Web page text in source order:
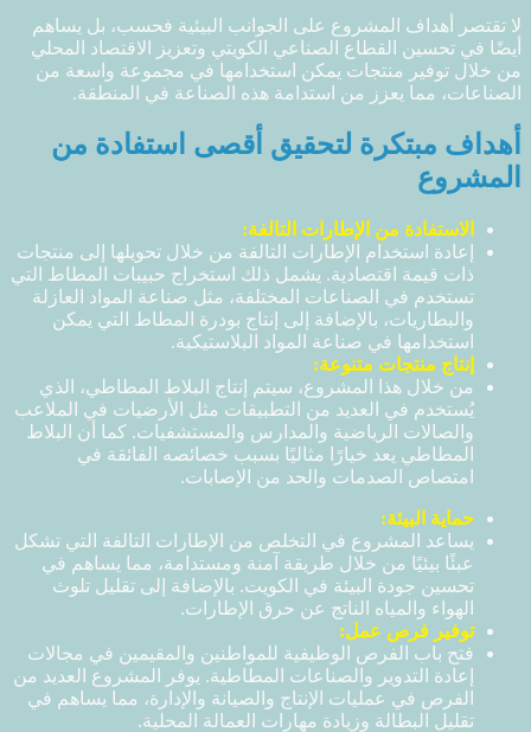
لا تقتصر أهداف المشروع على الجوانب البيئية فحسب، بل يساهم
أيضًا في تحسين القطاع الصناعي الكويتي وتعزيز الاقتصاد المحلي
من خلال توفير منتجات يمكن استخدامها في مجموعة واسعة من
الصناعات، مما يعزز من استدامة هذه الصناعة في المنطقة.
أهداف مبتكرة لتحقيق أقصى استفادة من
المشروع
الاستفادة من الإطارات التالفة:
إعادة استخدام الإطارات التالفة من خلال تحويلها إلى منتجات
ذات قيمة اقتصادية. يشمل ذلك استخراج حبيبات المطاط التي
تستخدم في الصناعات المختلفة، مثل صناعة المواد العازلة
والبطاريات، بالإضافة إلى إنتاج بودرة المطاط التي يمكن
استخدامها في صناعة المواد البلاستيكية.
إنتاج منتجات متنوعة:
من خلال هذا المشروع، سيتم إنتاج البلاط المطاطي، الذي
يُستخدم في العديد من التطبيقات مثل الأرضيات في الملاعب
والصالات الرياضية والمدارس والمستشفيات. كما أن البلاط
المطاطي يعد خيارًا مثاليًا بسبب خصائصه الفائقة في
امتصاص الصدمات والحد من الإصابات.
حماية البيئة:
يساعد المشروع في التخلص من الإطارات التالفة التي تشكل
عبئًا بيئيًا من خلال طريقة آمنة ومستدامة، مما يساهم في
تحسين جودة البيئة في الكويت. بالإضافة إلى تقليل تلوث
الهواء والمياه الناتج عن حرق الإطارات.
توفير فرص عمل:
فتح باب الفرص الوظيفية للمواطنين والمقيمين في مجالات
إعادة التدوير والصناعات المطاطية. يوفر المشروع العديد من
الفرص في عمليات الإنتاج والصيانة والإدارة، مما يساهم في
تقليل البطالة وزيادة مهارات العمالة المحلية.